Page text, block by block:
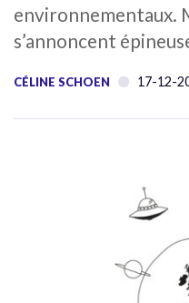
environnementaux.
s’annoncent
CÉLINE SCHOEN 17-12-